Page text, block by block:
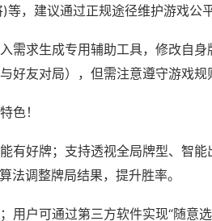
，建议通过正规途径维护游戏公平
需求生成专用辅助工具，修改自
好友对局），但需注意遵守游戏规
色！
有好牌；支持透视全局牌型、智
法调整牌局结果，提升胜率。
用户可通过第三方软件实现“随意